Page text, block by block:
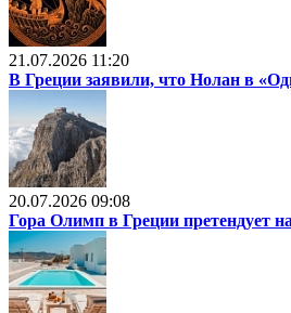
21.07.2026 11:20
В Греции заявили, что Нолан в
20.07.2026 09:08
Гора Олимп в Греции